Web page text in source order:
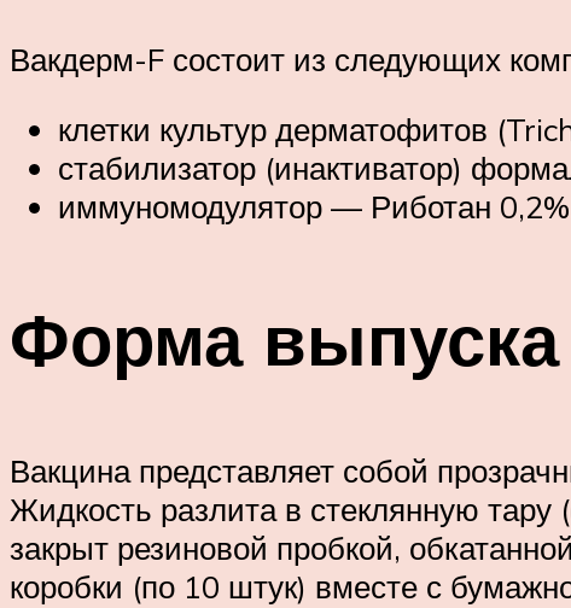
Вакдерм-F состоит из следующих
клетки культур дерматофитов
стабилизатор (инактиватор)
иммуномодулятор — Риботан
Форма выпуска
Вакцина представляет собой
Жидкость разлита в стеклянную
закрыт резиновой пробкой,
коробки (по 10 штук) вместе с